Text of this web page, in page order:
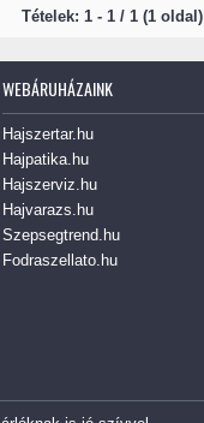
Tételek: 1 - 1 / 1 (1 oldal)
WEBÁRUHÁZAINK
Hajszertar.hu
Hajpatika.hu
Hajszerviz.hu
Hajvarazs.hu
Szepsegtrend.hu
Fodraszellato.hu